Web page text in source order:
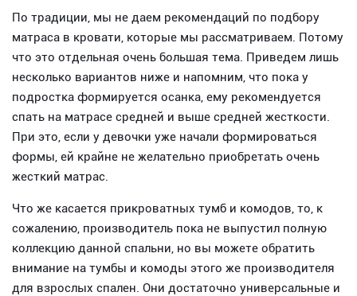
По традиции, мы не даем рекомендаций по подбору
матраса в кровати, которые мы рассматриваем. Потому
что это отдельная очень большая тема. Приведем лишь
несколько вариантов ниже и напомним, что пока у
подростка формируется осанка, ему рекомендуется
спать на матрасе средней и выше средней жесткости.
При это, если у девочки уже начали формироваться
формы, ей крайне не желательно приобретать очень
жесткий матрас.
Что же касается прикроватных тумб и комодов, то, к
сожалению, производитель пока не выпустил полную
коллекцию данной спальни, но вы можете обратить
внимание на тумбы и комоды этого же производителя
для взрослых спален. Они достаточно универсальные и